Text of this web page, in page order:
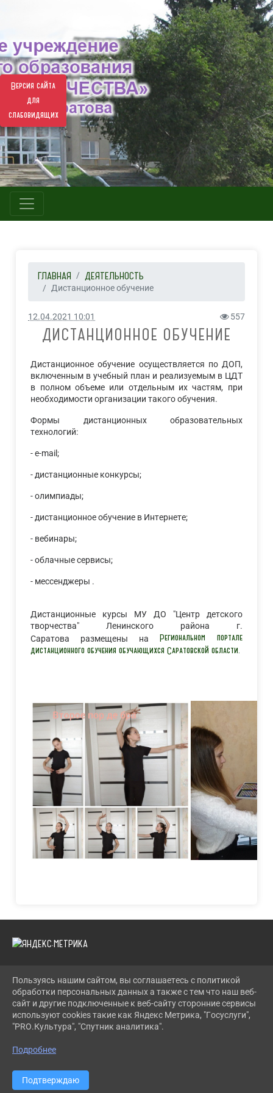
Версия сайта
для
слабовидящих
ГЛАВНАЯ ДЕЯТЕЛЬНОСТЬ
Дистанционное обучение
12.04.2021 10:01 557
ДИСТАНЦИОННОЕ ОБУЧЕНИЕ
Дистанционное обучение осуществляется по ДОП,
включенным в учебный план и реализуемым в ЦДТ
в полном объеме или отдельным их частям, при
необходимости организации такого обучения.
Формы дистанционных образовательных
технологий:
- е-mail;
- дистанционные конкурсы;
- олимпиады;
- дистанционное обучение в Интернете;
- вебинары;
- облачные сервисы;
- мессенджеры .
Дистанционные курсы МУ ДО "Центр детского
творчества" Ленинского района г.
Саратова размещены на Региональном портале
дистанционного обучения обучающихся Саратовской области.
2026 Г. LENCDT.RU
ВХОД
КАРТА САЙТА
ПОЛИТИКА ОБРАБОТКИ ПЕРСОНАЛЬНЫХ ДАННЫХ
СДЕЛАНО НА KUBCMS
Пользуясь нашим сайтом, вы соглашаетесь с политикой
обработки персональных данных а также с тем что наш веб-
сайт и другие подключенные к веб-сайту сторонние сервисы
используют cookies такие как Яндекс Метрика, "Госуслуги",
"PRO.Культура", "Спутник аналитика".
Подробнее
Подтверждаю